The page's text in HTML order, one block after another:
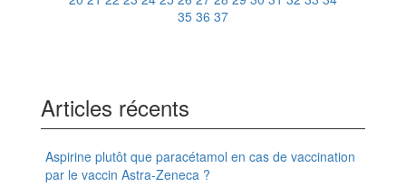
35 36 37
Articles récents
Aspirine plutôt que paracétamol en cas de vaccination
par le vaccin Astra-Zeneca ?